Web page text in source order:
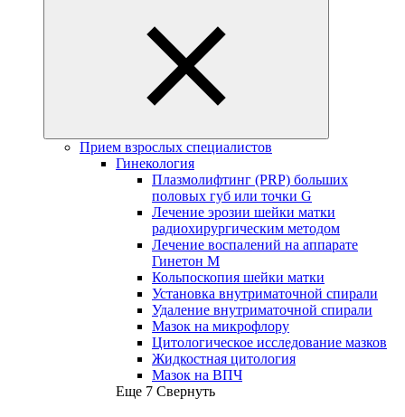
Прием взрослых специалистов
Гинекология
Плазмолифтинг (PRP) больших
половых губ или точки G
Лечение эрозии шейки матки
радиохирургическим методом
Лечение воспалений на аппарате
Гинетон М
Кольпоскопия шейки матки
Установка внутриматочной спирали
Удаление внутриматочной спирали
Мазок на микрофлору
Цитологическое исследование мазков
Жидкостная цитология
Мазок на ВПЧ
Еще 7 Свернуть